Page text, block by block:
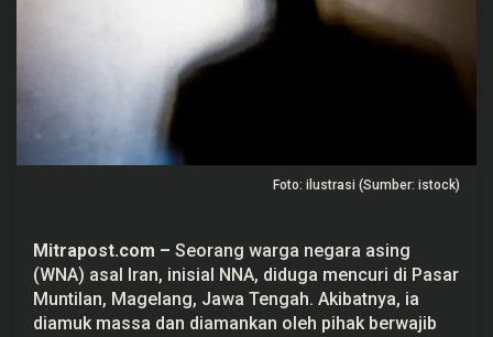
t
e
r
k
i
n
g
d
i
P
Foto: ilustrasi (Sumber: istock)
Mitrapost.com – Seorang warga negara asing
(WNA) asal Iran, inisial NNA, diduga mencuri di Pasar
Muntilan, Magelang, Jawa Tengah. Akibatnya, ia
diamuk massa dan diamankan oleh pihak berwajib